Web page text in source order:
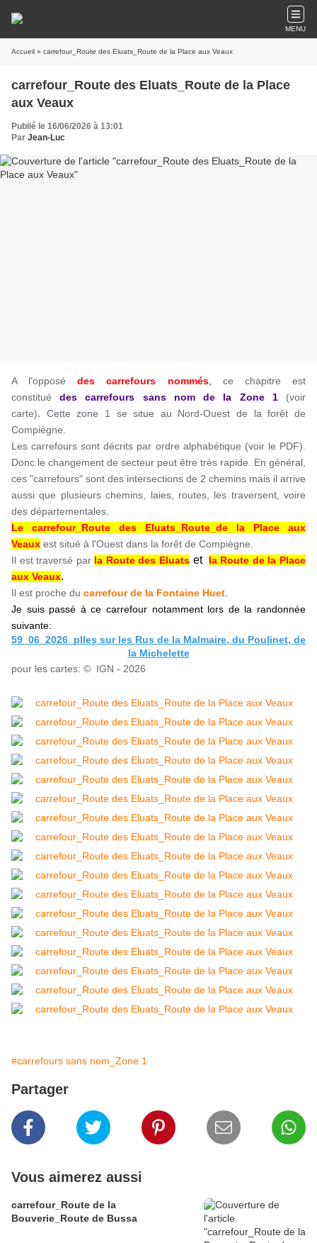
MENU
Accueil » carrefour_Route des Eluats_Route de la Place aux Veaux
carrefour_Route des Eluats_Route de la Place
aux Veaux
Publié le 16/06/2026 à 13:01
Par Jean-Luc
A l'opposédes carrefours nommés,
ce chapitre est
constituédes carrefours sans nomde la Zone 1(voir
carte).
Cette zone 1 se situe au Nord-Ouest de la forêt de
Compiègne.
Les carrefours sont décrits par ordre alphabétique (voir le PDF).
Donc le changement de secteur peut être très rapide. En général,
ces "carrefours" sont des intersections de 2 chemins mais il arrive
aussi que plusieurs chemins, laies, routes, les traversent, voire
des départementales.
Le carrefour_Route des Eluats_Route_de la Place aux
Veaux est situé à l'Ouest dans la forêt de Compiègne.
Il est traversé par la Route des Eluats et la Route de la Place
aux Veaux.
Il est proche du carrefour de la Fontaine Huet
Je suis passé à ce carrefour notamment lors de la randonnée
suivante:
59_06_2026_plles sur les Rus de la Malmaire, du Poulinet, de
la Michelette
pour les cartes: © IGN - 2026
#carrefours sans nom_Zone 1
Partager
Vous aimerez aussi
carrefour_Route de la
Bouverie_Route de Bussa